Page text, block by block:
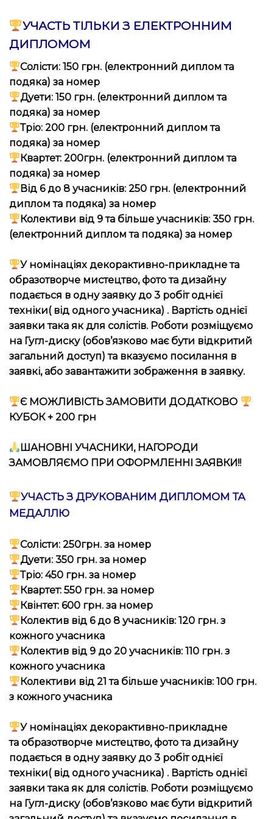
УЧАСТЬ ТІЛЬКИ З ЕЛЕКТРОННИМ
ДИПЛОМОМ
Солісти: 150 грн. (електронний диплом та
подяка) за номер
Дуети: 150 грн. (електронний диплом та
подяка) за номер
Тріо: 200 грн. (електронний диплом та
подяка) за номер
Квартет: 200грн. (електронний диплом та
подяка) за номер
Від 6 до 8 учасників: 250 грн. (електронний
диплом та подяка) за номер
Колективи від 9 та більше учасників: 350 грн.
(електронний диплом та подяка) за номер
У номінаціяхдекорактивно-прикладне та
образотворче мистецтво, фото та дизайну
подається в одну заявку до 3 робіт однієї
техніки( від одного учасника) . Вартість однієї
заявки така як для солістів. Роботи розміщуємо
на Гугл-диску (обов’язково має бути відкритий
загальний доступ) та вказуємо посилання в
заявкі, або завантажити зображення в заявку.
Є МОЖЛИВІСТЬ ЗАМОВИТИ ДОДАТКОВО
КУБОК + 200 грн
ШАНОВНІ УЧАСНИКИ, НАГОРОДИ
ЗАМОВЛЯЄМО ПРИ ОФОРМЛЕННІ ЗАЯВКИ!!
УЧАСТЬ З ДРУКОВАНИМ ДИПЛОМОМ ТА
МЕДАЛЛЮ
Солісти: 250грн. за номер
Дуети: 350 грн. за номер
Тріо: 450 грн. за номер
Квартет: 550 грн. за номер
Квінтет: 600 грн. за номер
Колектив від 6 до 8 учасників: 120 грн. з
кожного учасника
Колектив від 9 до 20 учасників: 110 грн. з
кожного учасника
Колективи від 21 та більше учасників: 100 грн.
з кожного учасника
У номінаціяхдекорактивно-прикладне
та образотворче мистецтво, фото та дизайну
подається в одну заявку до 3 робіт однієї
техніки( від одного учасника) . Вартість однієї
заявки така як для солістів. Роботи розміщуємо
на Гугл-диску (обов’язково має бути відкритий